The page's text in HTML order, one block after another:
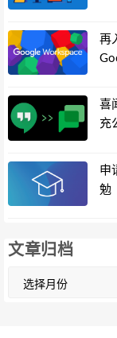
再
喜
充
申
勉
文章归档